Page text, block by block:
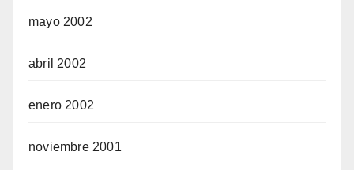
mayo 2002
abril 2002
enero 2002
noviembre 2001